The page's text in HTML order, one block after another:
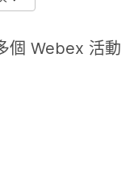
個 Webex 活動